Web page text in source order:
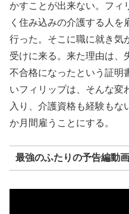
かすことが出来ない。フィ
く住み込みの介護する人
行った。そこに職に就き気
受けに来る。来た理由は、
不合格になったという証明
いフィリップは、そんな変
入り、介護資格も経験もな
か月間雇うことにする。
最強のふたりの予告編動画